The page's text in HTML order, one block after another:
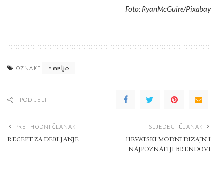
Foto: RyanMcGuire/Pixabay
OZNAKE mrlje
PODIJELI
PRETHODNI ČLANAK
RECEPT ZA DEBLJANJE
SLJEDEĆI ČLANAK
HRVATSKI MODNI DIZAJN I
NAJPOZNATIJI BRENDOVI